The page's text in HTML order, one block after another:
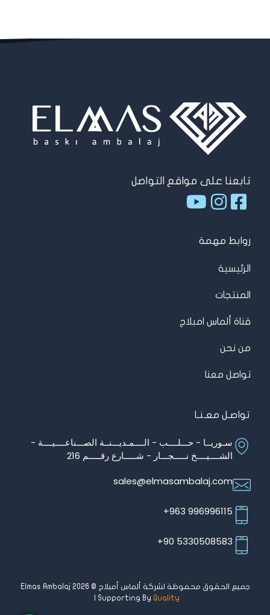
تابعنا على مواقع التواصل
روابط مهمة
الرئيسية
المنتجات
قناة ألماس امبلاج
من نحن
تواصل معنا
تواصـل معـنـا
سـوريــا - حـــلــــب - الــــمـديـــنــة الصـــناعــــيــــة -
الشــــيــــخ نـــــجـــار - شـــــارع رقـــــم 216
sales@elmasambalaj.com
996996115 963+
5330508583 90+
جميع الحقوق محفوظة لشركة ألماس أمبلاج © Elmas Ambalaj 2026
| Supporting By Quality